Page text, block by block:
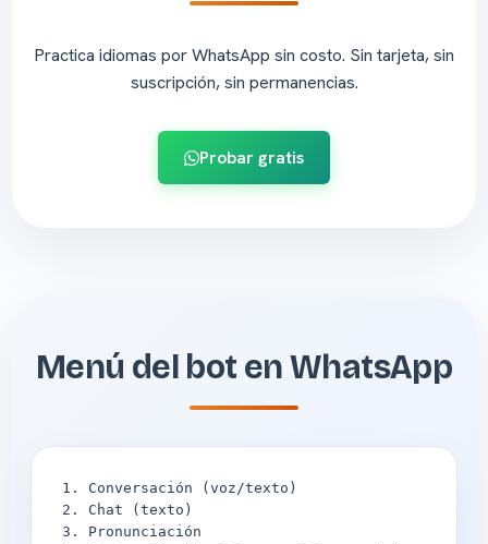
Practica idiomas por WhatsApp sin costo. Sin tarjeta, sin
suscripción, sin permanencias.
Probar gratis
Menú del bot en WhatsApp
1. Conversación (voz/texto)
2. Chat (texto)
3. Pronunciación